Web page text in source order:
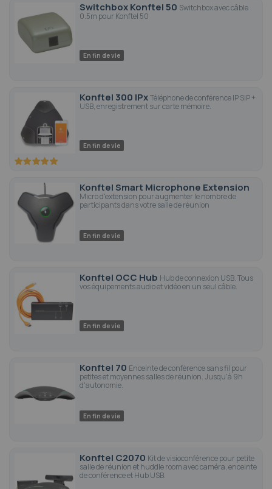
Switchbox Konftel 50 Switchbox avec câble
0.5m pour Konftel 50
En fin de vie
Konftel 300 IPxTéléphone de conférence IP SIP +
USB, enregistrement sur carte mémoire.
100 100
En fin de vie
Konftel Smart Microphone Extension
Micro d'extension pour augmenter le nombre de
participants dans votre salle de réunion
En fin de vie
Konftel OCC Hub Hub de connexion USB. Tous
vos équipements audio et vidéo en un seul câble.
En fin de vie
Konftel 70 Enceinte de conférence sans fil pour
petites et moyennes salles de réunion. Jusqu'à 9h
d'autonomie.
En fin de vie
Konftel C2070 Kit de visioconférence pour petite
salle de réunion et huddle room avec caméra, enceinte
de conférence et Hub USB.